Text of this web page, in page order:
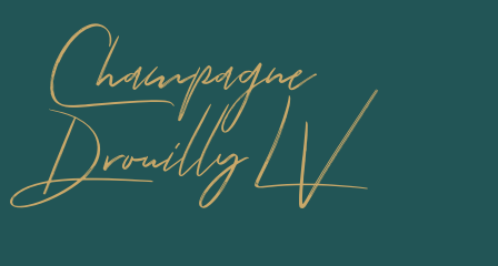
Champagne
Drouilly LV